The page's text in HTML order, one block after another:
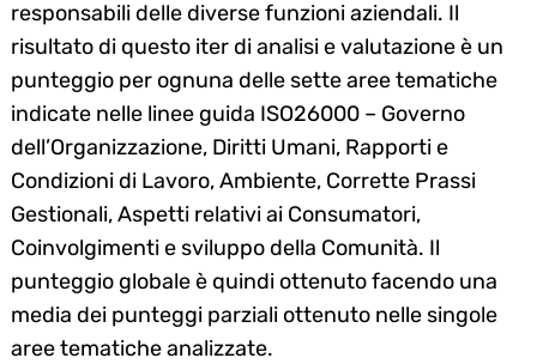
responsabili delle diverse funzioni aziendali. Il
risultato di questo iter di analisi e valutazione è un
punteggio per ognuna delle sette aree tematiche
indicate nelle linee guida ISO26000 – Governo
dell’Organizzazione, Diritti Umani, Rapporti e
Condizioni di Lavoro, Ambiente, Corrette Prassi
Gestionali, Aspetti relativi ai Consumatori,
Coinvolgimenti e sviluppo della Comunità. Il
punteggio globale è quindi ottenuto facendo una
media dei punteggi parziali ottenuto nelle singole
aree tematiche analizzate.